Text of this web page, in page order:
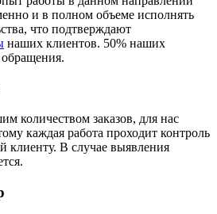
и в полном объеме исполнять
что подтверждают
наших клиентов. 50% наших
обращения.
количеством заказов, для нас
каждая работа проходит контроль
клиенту. В случае выявления